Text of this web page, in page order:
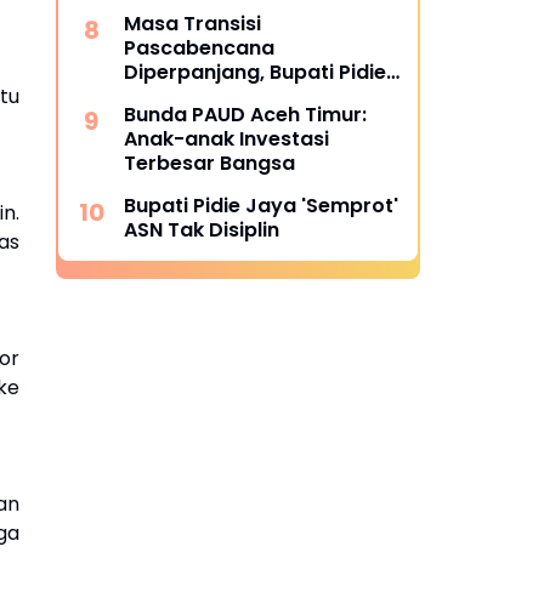
Masa Transisi
Pascabencana
Diperpanjang, Bupati Pidie
Korban Banjir yang
Ditinggalkan
Bunda PAUD Aceh Timur:
Anak-anak Investasi
Terbesar Bangsa
Bupati Pidie Jaya 'Semprot'
ASN Tak Disiplin